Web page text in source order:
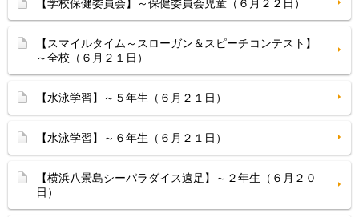
【学校保健委員会】～保健委員会児童（６月２２日）
【スマイルタイム～スローガン＆スピーチコンテスト】
～全校（６月２１日）
【水泳学習】～５年生（６月２１日）
【水泳学習】～６年生（６月２１日）
【横浜八景島シーパラダイス遠足】～２年生（６月２０
日）